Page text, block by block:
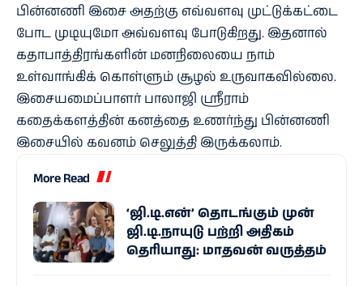
பின்னணி இசை அதற்கு எவ்வளவு முட்டுக்கட்டை
போட முடியுமோ அவ்வளவு போடுகிறது. இதனால்
கதாபாத்திரங்களின் மனநிலையை நாம்
உள்வாங்கிக் கொள்ளும் சூழல் உருவாகவில்லை.
இசையமைப்பாளர் பாலாஜி ஸ்ரீராம்
கதைக்களத்தின் கனத்தை உணர்ந்து பின்னணி
இசையில் கவனம் செலுத்தி இருக்கலாம்.
More Read
‘ஜி.டி.என்’ தொடங்கும் முன்
ஜி.டி.நாயுடு பற்றி அதிகம்
தெரியாது: மாதவன் வருத்தம்